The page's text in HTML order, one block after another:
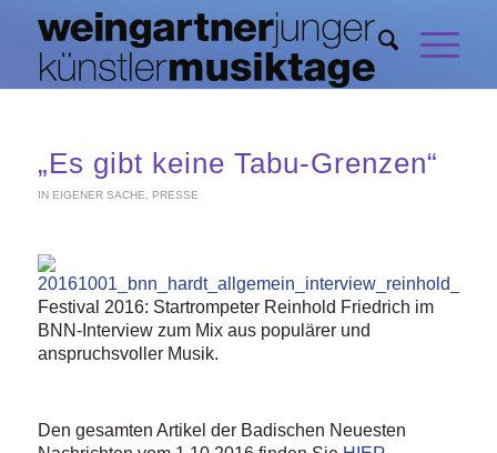
„Es gibt keine Tabu-Grenzen“
IN EIGENER SACHE PRESSE
Festival 2016: Startrompeter Reinhold Friedrich im
BNN-Interview zum Mix aus populärer und
anspruchsvoller Musik.
Den gesamten Artikel der Badischen Neuesten